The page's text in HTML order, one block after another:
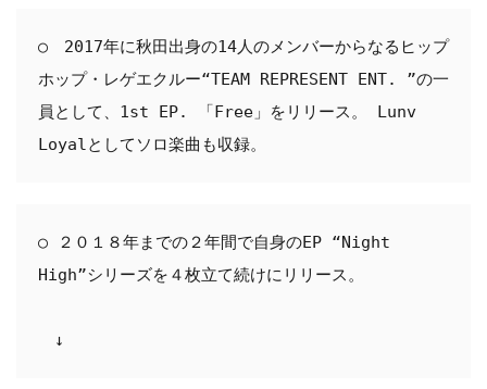
○　2017年に秋田出身の14人のメンバーからなるヒップ
ホップ・レゲエクルー‬“TEAM REPRESENT ENT. ”の一
員として、1st EP. 「Free」をリリース。 Lunv
Loyalとしてソロ楽曲も収録。
○ ２０１８年までの２年間で自身のEP “Night
High”シリーズを４枚立て続けにリリース。
↓